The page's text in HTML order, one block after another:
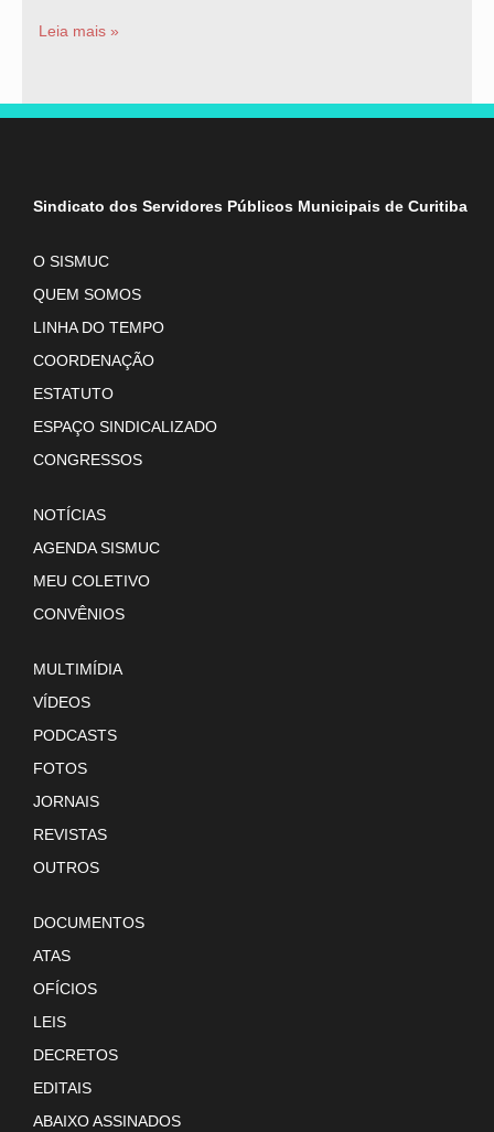
Leia mais »
Sindicato dos Servidores Públicos Municipais de Curitiba
O SISMUC
QUEM SOMOS
LINHA DO TEMPO
COORDENAÇÃO
ESTATUTO
ESPAÇO SINDICALIZADO
CONGRESSOS
NOTÍCIAS
AGENDA SISMUC
MEU COLETIVO
CONVÊNIOS
MULTIMÍDIA
VÍDEOS
PODCASTS
FOTOS
JORNAIS
REVISTAS
OUTROS
DOCUMENTOS
ATAS
OFÍCIOS
LEIS
DECRETOS
EDITAIS
ABAIXO ASSINADOS